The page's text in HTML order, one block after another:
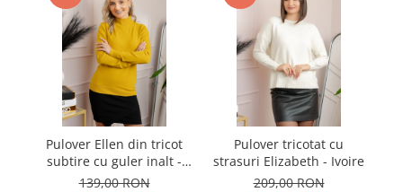
Pulover Ellen din tricot
subtire cu guler inalt -
Galben
139,00 RON
Pulover tricotat cu
strasuri Elizabeth - Ivoire
209,00 RON